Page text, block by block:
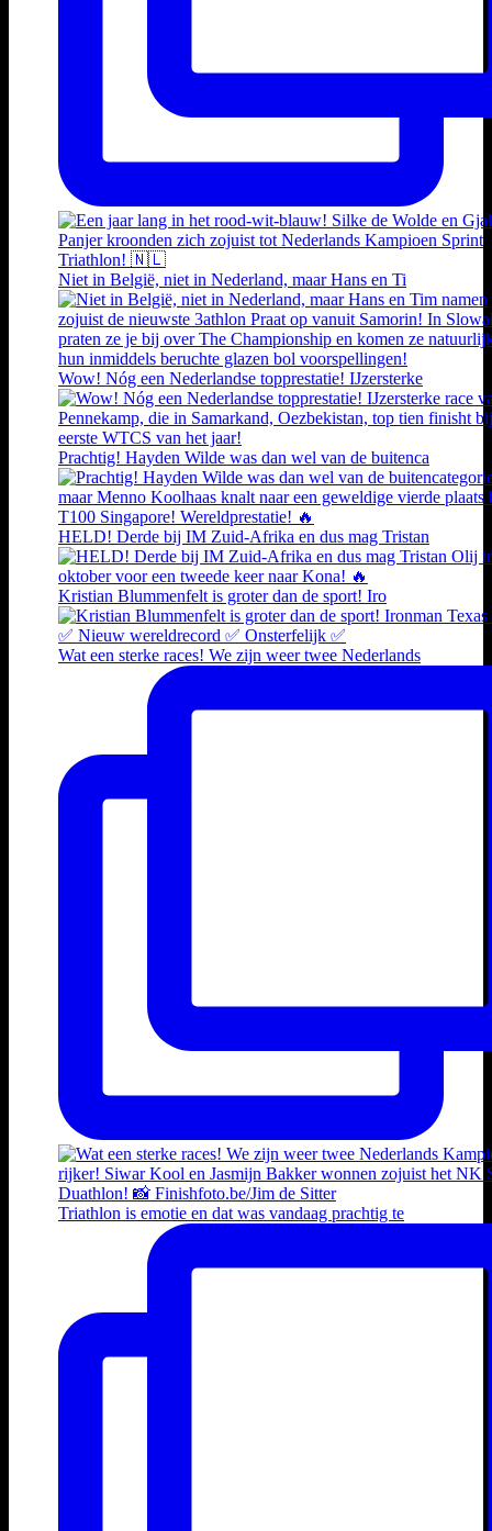
Niet in België, niet in Nederland, maar Hans en Ti
Wow! Nóg een Nederlandse topprestatie! IJzersterke
Prachtig! Hayden Wilde was dan wel van de buitenca
HELD! Derde bij IM Zuid-Afrika en dus mag Tristan
Kristian Blummenfelt is groter dan de sport! Iro
Wat een sterke races! We zijn weer twee Nederlands
Triathlon is emotie en dat was vandaag prachtig te